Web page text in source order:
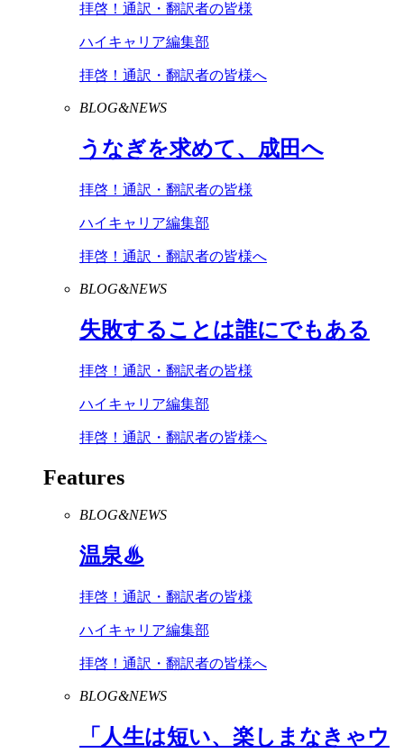
拝啓！通訳・翻訳者の皆様
ハイキャリア編集部
拝啓！通訳・翻訳者の皆様へ
BLOG&NEWS
うなぎを求めて、成田へ
拝啓！通訳・翻訳者の皆様
ハイキャリア編集部
拝啓！通訳・翻訳者の皆様へ
BLOG&NEWS
失敗することは誰にでもある
拝啓！通訳・翻訳者の皆様
ハイキャリア編集部
拝啓！通訳・翻訳者の皆様へ
Features
BLOG&NEWS
温泉♨
拝啓！通訳・翻訳者の皆様
ハイキャリア編集部
拝啓！通訳・翻訳者の皆様へ
BLOG&NEWS
「人生は短い、楽しまなきゃウ